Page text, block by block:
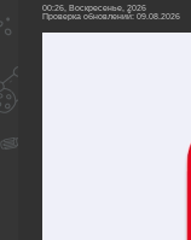
00:26, Воскресенье, 2026
Проверка обновлений: 09.08.2026